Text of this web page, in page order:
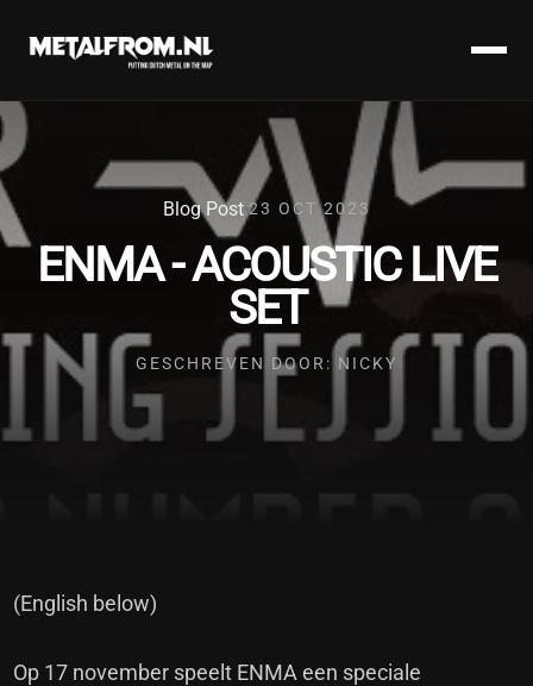
Blog Post 23 OCT 2023
ENMA - ACOUSTIC LIVE
SET
GESCHREVEN DOOR: NICKY
(English below)
Op 17 november speelt ENMA een speciale